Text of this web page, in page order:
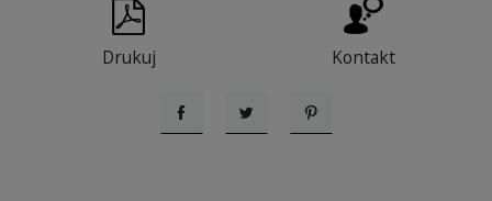
Drukuj Kontakt
UdostępnijTweetujPinterest